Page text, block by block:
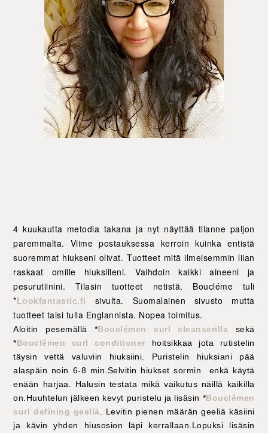
4 kuukautta metodia takana ja nyt näyttää tilanne paljon
paremmalta. Viime postauksessa kerroin kuinka entistä
suoremmat hiukseni olivat. Tuotteet mitä ilmeisemmin liian
raskaat omille hiuksilleni. Vaihdoin kaikki aineeni ja
pesurutiinini. Tilasin tuotteet netistä. Boucléme tuli
*Lookfantastic.fi sivulta. Suomalainen sivusto mutta
tuotteet taisi tulla Englannista. Nopea toimitus.
Aloitin pesemällä *Bouclémen curl cleanserilla sekä
*Bouclémen curl conditioner hoitsikkaa jota rutistelin
täysin vettä valuviin hiuksiini. Puristelin hiuksiani pää
alaspäin noin 6-8 min.Selvitin hiukset sormin enkä käytä
enään harjaa. Halusin testata mikä vaikutus näillä kaikilla
on.Huuhtelun jälkeen kevyt puristelu ja lisäsin *Bouclémen
curl defining geeliä
. Levitin pienen määrän geeliä käsiini
ja kävin yhden hiusosion läpi kerrallaan.Lopuksi lisäsin